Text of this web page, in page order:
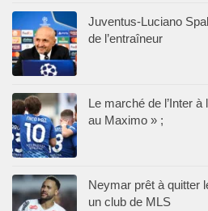
Juventus-Luciano
de l’entraîneur
Le marché de l’Inter
au Maximo » ;
Neymar prêt à quitter
un club de MLS